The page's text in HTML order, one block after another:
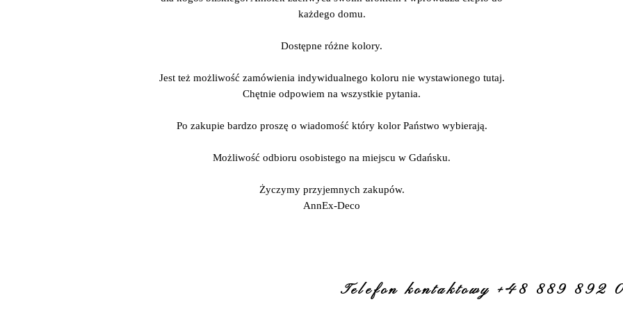
każdego domu.
Dostępne różne kolory.
Jest też możliwość zamówienia indywidualnego koloru nie wystawionego tutaj.
Chętnie odpowiem na wszystkie pytania.
Po zakupie bardzo proszę o wiadomość który kolor Państwo wybierają.
Możliwość odbioru osobistego na miejscu w Gdańsku.
Życzymy przyjemnych zakupów.
AnnEx-Deco
Telefon kontaktowy +48 889 892